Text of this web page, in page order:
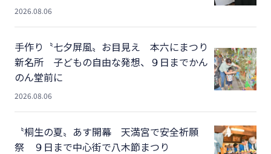
2026.08.06
手作り〝七夕屏風〟お目見え 本六にまつり
新名所 子どもの自由な発想、９日までかん
のん堂前に
2026.08.06
〝桐生の夏〟あす開幕 天満宮で安全祈願
祭 ９日まで中心街で八木節まつり